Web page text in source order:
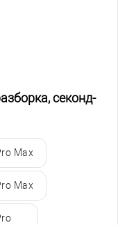
секонд-
Max
Max